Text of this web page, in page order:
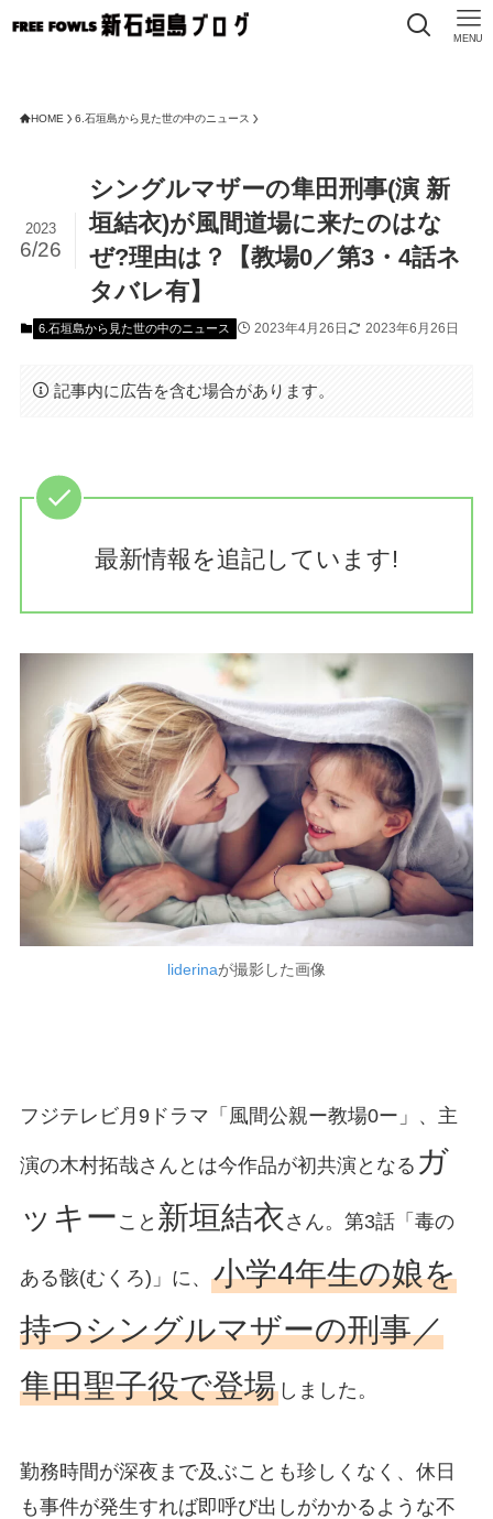
MENU
HOME 6.石垣島から見た世の中のニュース
シングルマザーの隼田刑事(演 新
垣結衣)が風間道場に来たのはな
ぜ?理由は？【教場0／第3・4話ネ
タバレ有】
2023
6/26
6.石垣島から見た世の中のニュース 2023年4月26日 2023年6月26日
記事内に広告を含む場合があります。
最新情報を追記しています!
liderinaが撮影した画像
フジテレビ月9ドラマ「風間公親ー教場0ー」、主
演の木村拓哉さんとは今作品が初共演となる ガ
ッキー こと 新垣結衣さん。第3話「毒の
ある骸(むくろ)」に、 小学4年生の娘を
持つシングルマザーの刑事／
隼田聖子役で登場しました。
勤務時間が深夜まで及ぶことも珍しくなく、休日
も事件が発生すれば即呼び出しがかかるような不